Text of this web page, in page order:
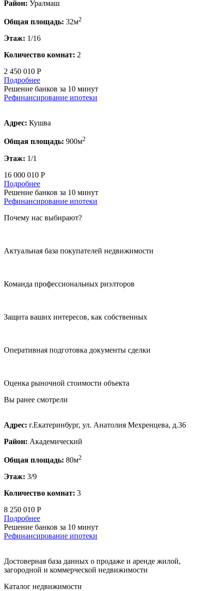
Район: Уралмаш
Общая площадь: 32м2
Этаж: 1/16
Количество комнат: 2
2 450 010 Р
Подробнее
Решение банков за 10 минут
Рефинансирование ипотеки
Адрес: Кушва
Общая площадь: 900м2
Этаж: 1/1
16 000 010 Р
Подробнее
Решение банков за 10 минут
Рефинансирование ипотеки
Почему нас выбирают?
Актуальная база покупателей недвижимости
Команда профессиональных риэлторов
Защита ваших интересов, как собственных
Оперативная подготовка документы сделки
Оценка рыночной стоимости объекта
Вы ранее смотрели
Адрес: г.Екатеринбург, ул. Анатолия Мехренцева, д.36
Район: Академический
Общая площадь: 80м2
Этаж: 3/9
Количество комнат: 3
8 250 010 Р
Подробнее
Решение банков за 10 минут
Рефинансирование ипотеки
Достоверная база данных о продаже и аренде жилой,
загородной и коммерческой недвижимости
Каталог недвижимости